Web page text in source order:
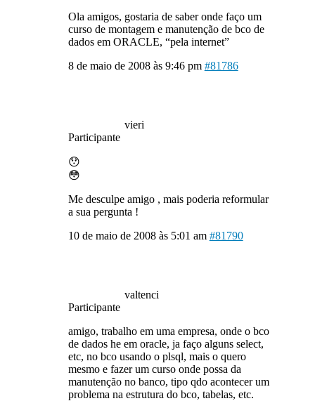
Ola amigos, gostaria de saber onde faço um
curso de montagem e manutenção de bco de
dados em ORACLE, “pela internet”
8 de maio de 2008 às 9:46 pm #81786
vieri
Participante
😯
😳
Me desculpe amigo , mais poderia reformular
a sua pergunta !
10 de maio de 2008 às 5:01 am #81790
valtenci
Participante
amigo, trabalho em uma empresa, onde o bco
de dados he em oracle, ja faço alguns select,
etc, no bco usando o plsql, mais o quero
mesmo e fazer um curso onde possa da
manutenção no banco, tipo qdo acontecer um
problema na estrutura do bco, tabelas, etc.